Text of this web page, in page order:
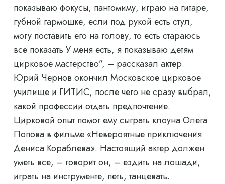
показываю фокусы, пантомиму, играю на гитаре,
губной гармошке, если под рукой есть стул,
могу поставить его на голову, то есть стараюсь
все показать У меня есть, я показываю детям
цирковое мастерство”, – рассказал актер.
Юрий Чернов окончил Московское цирковое
училище и ГИТИС, после чего не сразу выбрал,
какой профессии отдать предпочтение.
Цирковой опыт помог ему сыграть клоуна Олега
Попова в фильме «Невероятные приключения
Дениса Кораблева». Настоящий актер должен
уметь все, – говорит он, – ездить на лошади,
играть на инструменте, петь, танцевать.